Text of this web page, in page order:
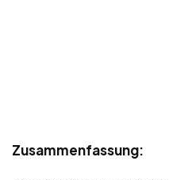
Zusammenfassung: